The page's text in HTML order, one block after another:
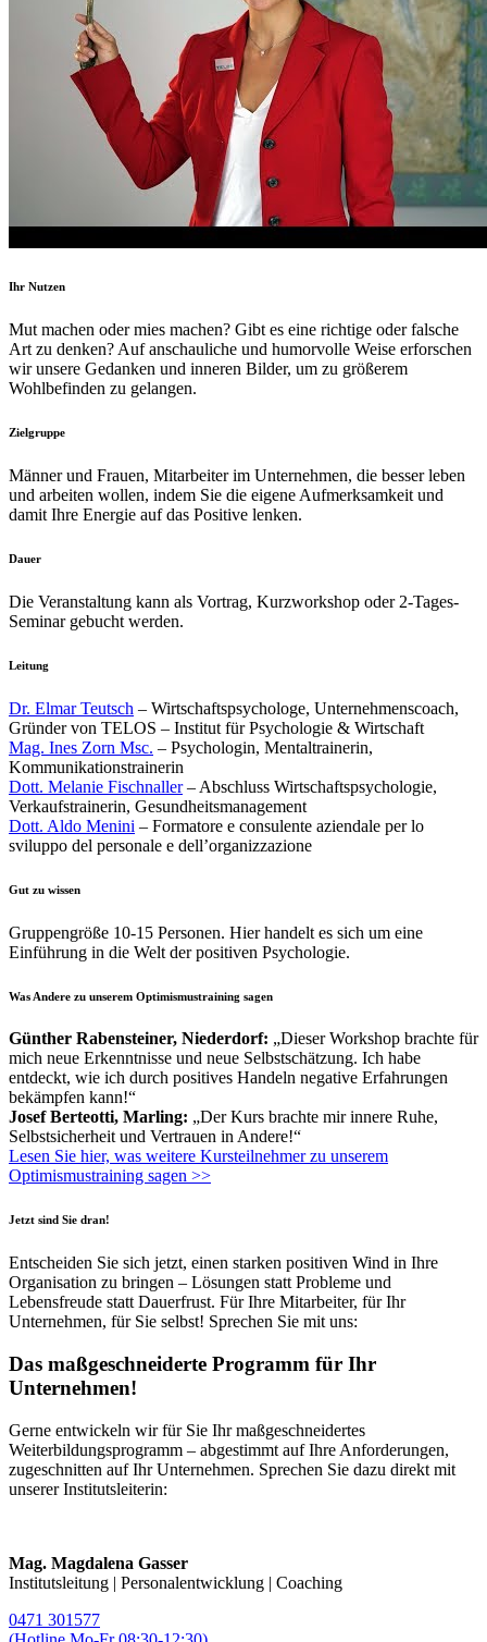
Ihr Nutzen
Mut machen oder mies machen? Gibt es eine richtige oder falsche
Art zu denken? Auf anschauliche und humorvolle Weise erforschen
wir unsere Gedanken und inneren Bilder, um zu größerem
Wohlbefinden zu gelangen.
Zielgruppe
Männer und Frauen, Mitarbeiter im Unternehmen, die besser leben
und arbeiten wollen, indem Sie die eigene Aufmerksamkeit und
damit Ihre Energie auf das Positive lenken.
Dauer
Die Veranstaltung kann als Vortrag, Kurzworkshop oder 2-Tages-
Seminar gebucht werden.
Leitung
Dr. Elmar Teutsch – Wirtschaftspsychologe, Unternehmenscoach,
Gründer von TELOS – Institut für Psychologie & Wirtschaft
Mag. Ines Zorn Msc. – Psychologin, Mentaltrainerin,
Kommunikationstrainerin
Dott. Melanie Fischnaller– Abschluss Wirtschaftspsychologie,
Verkaufstrainerin, Gesundheitsmanagement
Dott. Aldo Menini – Formatore e consulente aziendale per lo
sviluppo del personale e dell’organizzazione
Gut zu wissen
Gruppengröße 10-15 Personen. Hier handelt es sich um eine
Einführung in die Welt der positiven Psychologie.
Was Andere zu unserem Optimismustraining sagen
Günther Rabensteiner, Niederdorf: „Dieser Workshop brachte für
mich neue Erkenntnisse und neue Selbstschätzung. Ich habe
entdeckt, wie ich durch positives Handeln negative Erfahrungen
bekämpfen kann!“
Josef Berteotti, Marling: „Der Kurs brachte mir innere Ruhe,
Selbstsicherheit und Vertrauen in Andere!“
Lesen Sie hier, was weitere Kursteilnehmer zu unserem
Optimismustraining sagen >>
Jetzt sind Sie dran!
Entscheiden Sie sich jetzt, einen starken positiven Wind in Ihre
Organisation zu bringen – Lösungen statt Probleme und
Lebensfreude statt Dauerfrust. Für Ihre Mitarbeiter, für Ihr
Unternehmen, für Sie selbst! Sprechen Sie mit uns:
Das maßgeschneiderte Programm für Ihr
Unternehmen!
Gerne entwickeln wir für Sie Ihr maßgeschneidertes
Weiterbildungsprogramm – abgestimmt auf Ihre Anforderungen,
zugeschnitten auf Ihr Unternehmen. Sprechen Sie dazu direkt mit
unserer Institutsleiterin:
Mag. Magdalena Gasser
Institutsleitung | Personalentwicklung | Coaching
0471 301577